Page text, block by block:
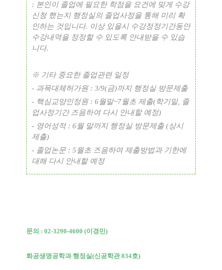
: 본인이 졸업에 필요한 학점을 요건에 맞게 수강
신청 했는지 행정실의 졸업사정을 통해 미리 확
인하는 것입니다. 이상 있을시 수강정정기간동안
수강내역을 정정할 수 있도록 안내받을 수 있습
니다.
※ 기타 중요한 졸업관련 일정
- 과목대체허가원 : 3/9(금)까지 행정실 방문제출
- 핵심교양인정원 : 6월말~7월초 제출(학기말
졸
업사정기간 즈음하여 다시 안내할 예정)
- 영어성적 : 6월 말까지 행정실 방문제출 (상시
제출)
- 졸업논문 : 5월초 즈음하여 제출방법과 기한에
대해 다시 안내할 예정
문의 : 02-3290-4600 (이경민)
화공생명공학과 행정실(신공학관834호)